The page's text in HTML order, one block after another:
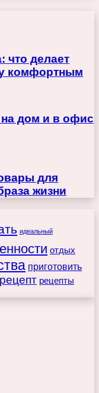
что делает
комфортным
дом и в офис
для
жизни
идеальный
отдых
приготовить
рецепт рецепты